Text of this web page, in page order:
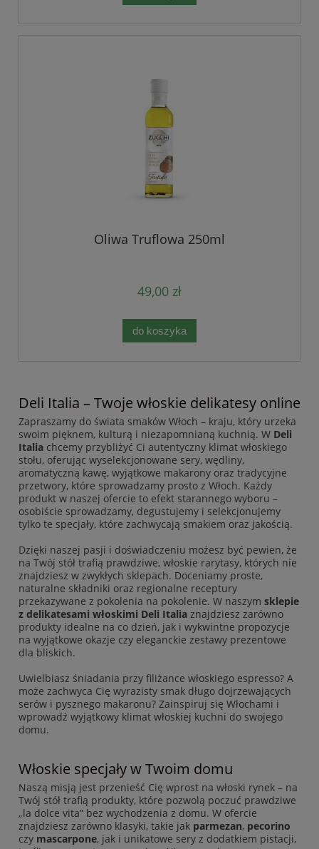
Oliwa Truflowa 250ml
49,00 zł
do koszyka
Deli Italia – Twoje włoskie delikatesy online
Zapraszamy do świata smaków Włoch – kraju, który urzeka
swoim pięknem, kulturą i niezapomnianą kuchnią. W Deli
Italia chcemy przybliżyć Ci autentyczny klimat włoskiego
stołu, oferując wyselekcjonowane sery, wędliny,
aromatyczną kawę, wyjątkowe makarony oraz tradycyjne
przetwory, które sprowadzamy prosto z Włoch. Każdy
produkt w naszej ofercie to efekt starannego wyboru –
osobiście sprowadzamy, degustujemy i selekcjonujemy
tylko te specjały, które zachwycają smakiem oraz jakością.
Dzięki naszej pasji i doświadczeniu możesz być pewien, że
na Twój stół trafią prawdziwe, włoskie rarytasy, których nie
znajdziesz w zwykłych sklepach. Doceniamy proste,
naturalne składniki oraz regionalne receptury
przekazywane z pokolenia na pokolenie. W naszym sklepie
z delikatesami włoskimi Deli Italia znajdziesz zarówno
produkty idealne na co dzień, jak i wykwintne propozycje
na wyjątkowe okazje czy eleganckie zestawy prezentowe
dla bliskich.
Uwielbiasz śniadania przy filiżance włoskiego espresso? A
może zachwyca Cię wyrazisty smak długo dojrzewających
serów i pysznego makaronu? Zainspiruj się Włochami i
wprowadź wyjątkowy klimat włoskiej kuchni do swojego
domu.
Włoskie specjały w Twoim domu
Naszą misją jest przenieść Cię wprost na włoski rynek – na
Twój stół trafią produkty, które pozwolą poczuć prawdziwe
„la dolce vita” bez wychodzenia z domu. W ofercie
znajdziesz zarówno klasyki, takie jak parmezan, pecorino
czy mascarpone, jak i unikatowe sery z dodatkiem pistacji,